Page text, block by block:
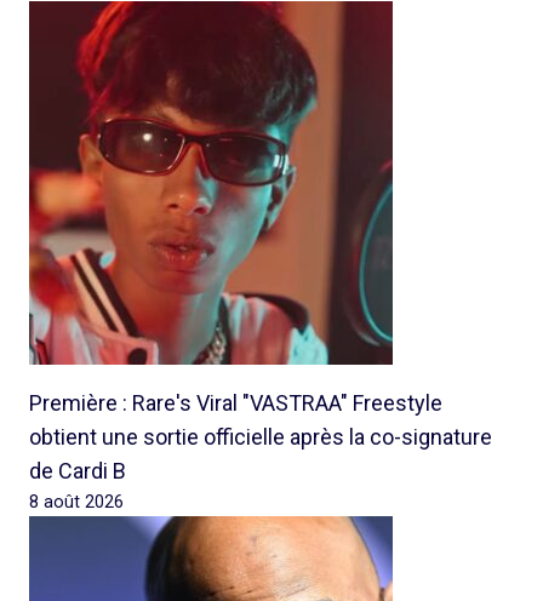
Première : Rare's Viral "VASTRAA" Freestyle
obtient une sortie officielle après la co-signature
de Cardi B
8 août 2026